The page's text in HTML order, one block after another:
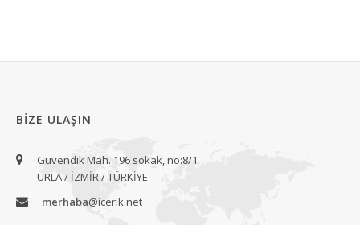
BIZE ULAŞIN
Güvendik Mah. 196 sokak, no:8/1
URLA / İZMİR / TÜRKİYE
merhaba@icerik.net